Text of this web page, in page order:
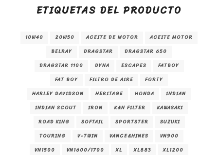
ETIQUETAS DEL PRODUCTO
10W40 20W50 ACEITE DE MOTOR
ACEITE MOTOR
BELRAY
DRAGSTAR
DRAGSTAR 650
DRAGSTAR 1100
DYNA ESCAPES
FATBOY
FAT BOY
FILTRO DE AIRE
FORTY
HARLEY DAVIDSON
HERITAGE HONDA
INDIAN
INDIAN SCOUT
IRON K&N FILTER
KAWASAKI
ROAD KING
SOFTAIL SPORTSTER
SUZUKI
TOURING
V-TWIN VANCE&HINES
VN900
VN1500
VN1600/1700 XL XL883
XL1200